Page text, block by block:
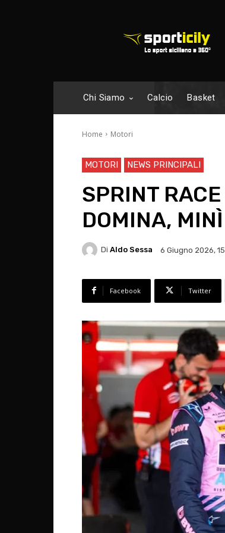
Chi Siamo Calcio Basket
Home Motori
MOTORI NEWS PRINCIPALI
SPRINT
DOMINA,
Di Aldo Sessa 6 Giugno 2026,
Facebook Twitter